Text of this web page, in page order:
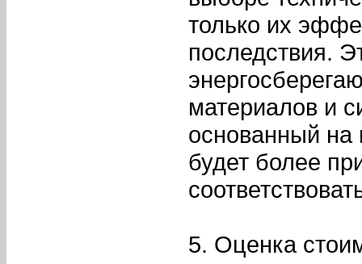
только их
последствия.
материалов и
основанный на
будет более
5. Оценка